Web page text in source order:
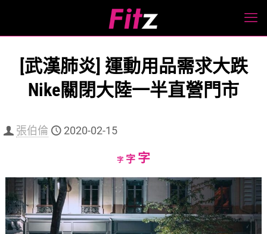
[武漢肺炎] 運動用品需求大跌
Nike關閉大陸一半直營門市
張伯倫 2020-02-15
字Decrease
size.
字Reset
size.
字Increase
size.